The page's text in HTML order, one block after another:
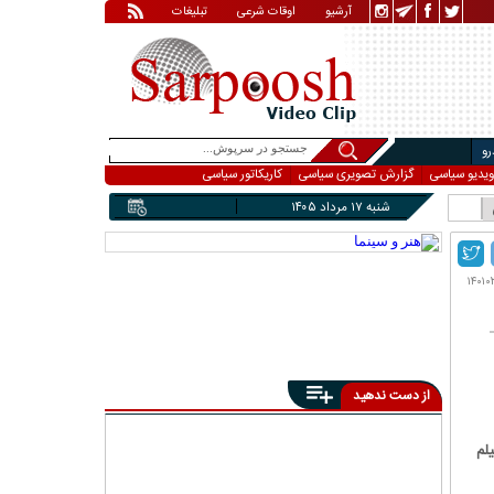
تبلیغات اوقات شرعی آرشیو
ویدیو سیاسی گزارش تصویری سیاسی کاریکاتور سیاسی
شنبه ۱۷ مرداد ۱۴۰۵
از دست ندهید